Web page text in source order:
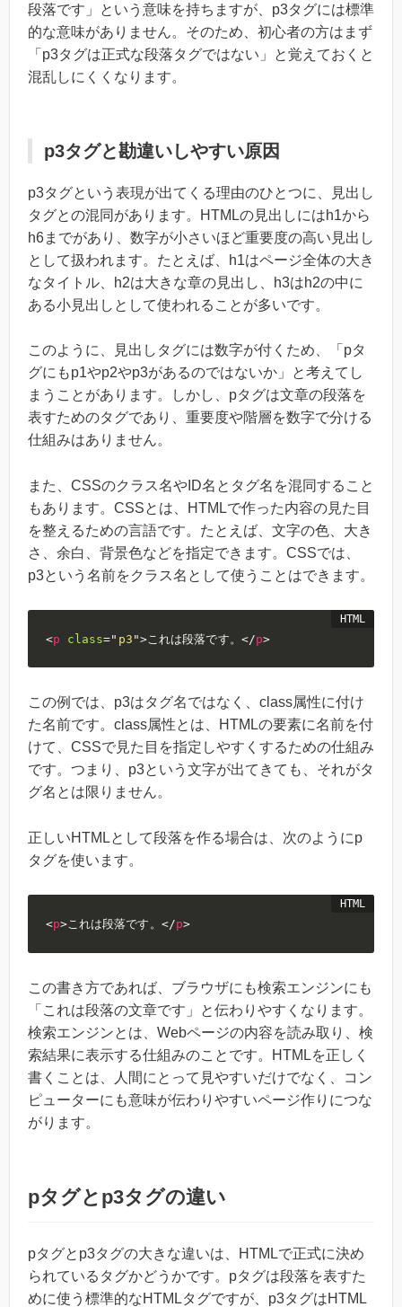
段落です」という意味を持ちますが、p3タグには標準
的な意味がありません。そのため、初心者の方はまず
「p3タグは正式な段落タグではない」と覚えておくと
混乱しにくくなります。
p3タグと勘違いしやすい原因
p3タグという表現が出てくる理由のひとつに、見出し
タグとの混同があります。HTMLの見出しにはh1から
h6までがあり、数字が小さいほど重要度の高い見出し
として扱われます。たとえば、h1はページ全体の大き
なタイトル、h2は大きな章の見出し、h3はh2の中に
ある小見出しとして使われることが多いです。
このように、見出しタグには数字が付くため、「pタ
グにもp1やp2やp3があるのではないか」と考えてし
まうことがあります。しかし、pタグは文章の段落を
表すためのタグであり、重要度や階層を数字で分ける
仕組みはありません。
また、CSSのクラス名やID名とタグ名を混同すること
もあります。CSSとは、HTMLで作った内容の見た目
を整えるための言語です。たとえば、文字の色、大き
さ、余白、背景色などを指定できます。CSSでは、
p3という名前をクラス名として使うことはできます。
<p class=" p3 ">これは段落です。 </p>
この例では、p3はタグ名ではなく、class属性に付け
た名前です。class属性とは、HTMLの要素に名前を付
けて、CSSで見た目を指定しやすくするための仕組み
です。つまり、p3という文字が出てきても、それがタ
グ名とは限りません。
正しいHTMLとして段落を作る場合は、次のようにp
タグを使います。
<p>これは段落です。 </p>
この書き方であれば、ブラウザにも検索エンジンにも
「これは段落の文章です」と伝わりやすくなります。
検索エンジンとは、Webページの内容を読み取り、検
索結果に表示する仕組みのことです。HTMLを正しく
書くことは、人間にとって見やすいだけでなく、コン
ピューターにも意味が伝わりやすいページ作りにつな
がります。
pタグとp3タグの違い
pタグとp3タグの大きな違いは、HTMLで正式に決め
られているタグかどうかです。pタグは段落を表すた
めに使う標準的なHTMLタグですが、p3タグはHTML